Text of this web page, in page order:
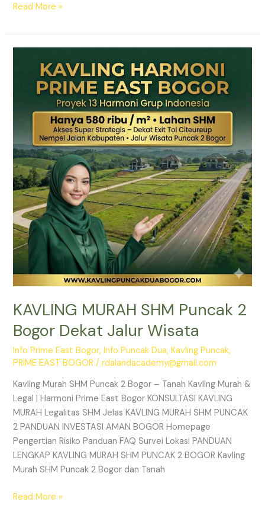
Read More »
KAVLING MURAH SHM Puncak 2
Bogor Dekat Jalur Wisata
Info Prime East Bogor,Info Puncak Dua,Kavling Puncak,
PRIME EAST BOGOR /rdalandacademy@gmail.com
Kavling Murah SHM Puncak 2 Bogor – Tanah Kavling Murah &
Legal | Harmoni Prime East Bogor KONSULTASI KAVLING
MURAH Legalitas SHM Jelas KAVLING MURAH SHM PUNCAK
2 PANDUAN INVESTASI AMAN BOGOR Homepage
Pengertian Risiko Panduan FAQ Survei Lokasi PANDUAN
LENGKAP KAVLING MURAH SHM PUNCAK 2 BOGOR Kavling
Murah SHM Puncak 2 Bogor dan Tanah
Puncak
Jalur
Wisata
Read More »